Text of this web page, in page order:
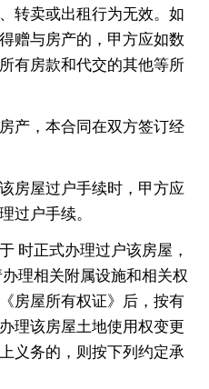
转卖或出租行为无效。如
赠与房产的，甲方应如数
有房款和代交的其他等所
产，本合同在双方签订经
房屋过户手续时，甲方应
过户手续。
时正式办理过户该房屋，
理相关附属设施和相关权
房屋所有权证》后，按有
理该房屋土地使用权变更
义务的，则按下列约定承